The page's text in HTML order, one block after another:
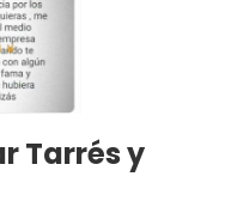
Tarrés y